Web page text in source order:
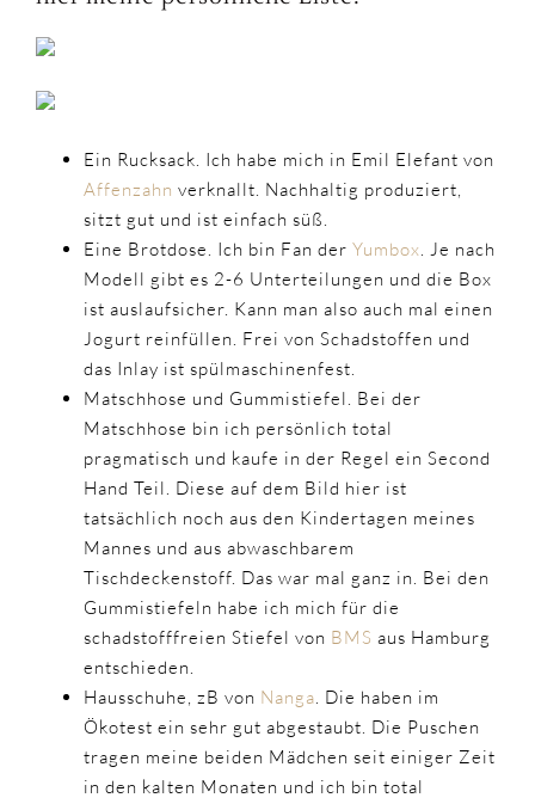
Ein Rucksack. Ich habe mich in Emil Elefant von
Affenzahn verknallt. Nachhaltig produziert,
sitzt gut und ist einfach süß.
Eine Brotdose. Ich bin Fan der Yumbox. Je nach
Modell gibt es 2-6 Unterteilungen und die Box
ist auslaufsicher. Kann man also auch mal einen
Jogurt reinfüllen. Frei von Schadstoffen und
das Inlay ist spülmaschinenfest.
Matschhose und Gummistiefel. Bei der
Matschhose bin ich persönlich total
pragmatisch und kaufe in der Regel ein Second
Hand Teil. Diese auf dem Bild hier ist
tatsächlich noch aus den Kindertagen meines
Mannes und aus abwaschbarem
Tischdeckenstoff. Das war mal ganz in. Bei den
Gummistiefeln habe ich mich für die
schadstofffreien Stiefel von BMS aus Hamburg
entschieden.
Hausschuhe, zB von Nanga. Die haben im
Ökotest ein sehr gut abgestaubt. Die Puschen
tragen meine beiden Mädchen seit einiger Zeit
in den kalten Monaten und ich bin total